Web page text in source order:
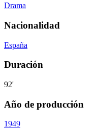
Drama
Nacionalidad
España
Duración
92'
Año de producción
1949